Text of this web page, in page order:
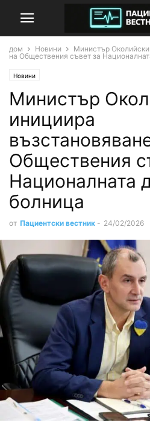
дом Новини
Министър
на Обществения съвет за
Новини
Министър
инициира
Обществения
Националната
болница
от Пациентски вестник - 24/02/2026